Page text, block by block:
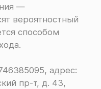
―
вероятностный
способом
адрес:
пр-т, д. 43,